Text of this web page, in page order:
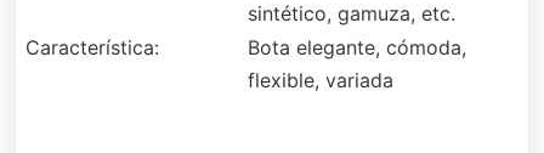
sintético, gamuza, etc.
Característica:
Bota elegante, cómoda,
flexible, variada